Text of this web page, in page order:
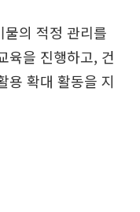
의 적정 관리를
육을 진행하고, 건
용 확대 활동을 지